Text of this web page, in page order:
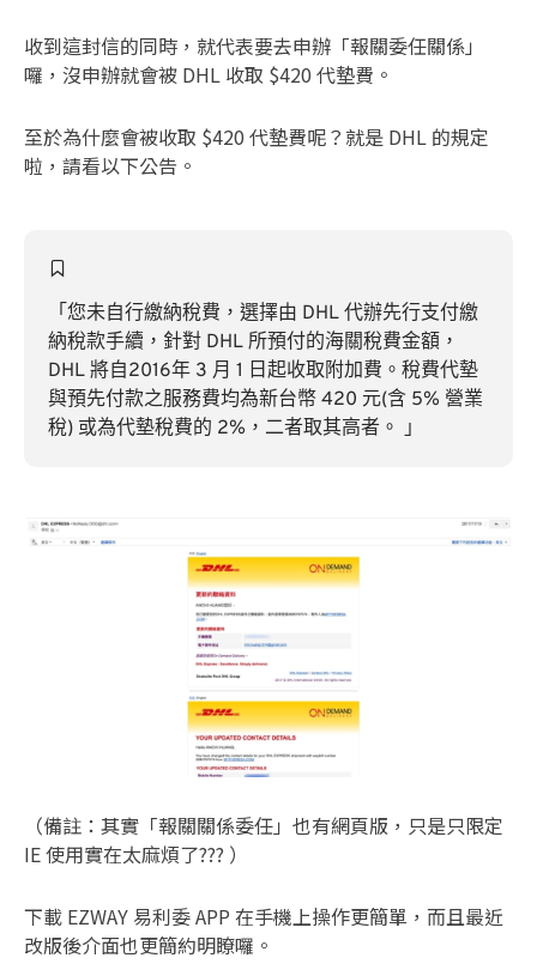
收到這封信的同時，就代表要去申辦「報關委任關係」
囉，沒申辦就會被 DHL 收取 $420 代墊費。
至於為什麼會被收取 $420 代墊費呢？就是 DHL 的規定
啦，請看以下公告。
「您未自行繳納稅費，選擇由 DHL 代辦先行支付繳
納稅款手續，針對 DHL 所預付的海關稅費金額，
DHL 將自2016年 3 月 1 日起收取附加費。稅費代墊
與預先付款之服務費均為新台幣 420 元(含 5% 營業
稅) 或為代墊稅費的 2%，二者取其高者。 」
（備註：其實「報關關係委任」也有網頁版，只是只限定
IE 使用實在太麻煩了??? ）
下載 EZWAY 易利委 APP 在手機上操作更簡單，而且最近
改版後介面也更簡約明瞭囉。